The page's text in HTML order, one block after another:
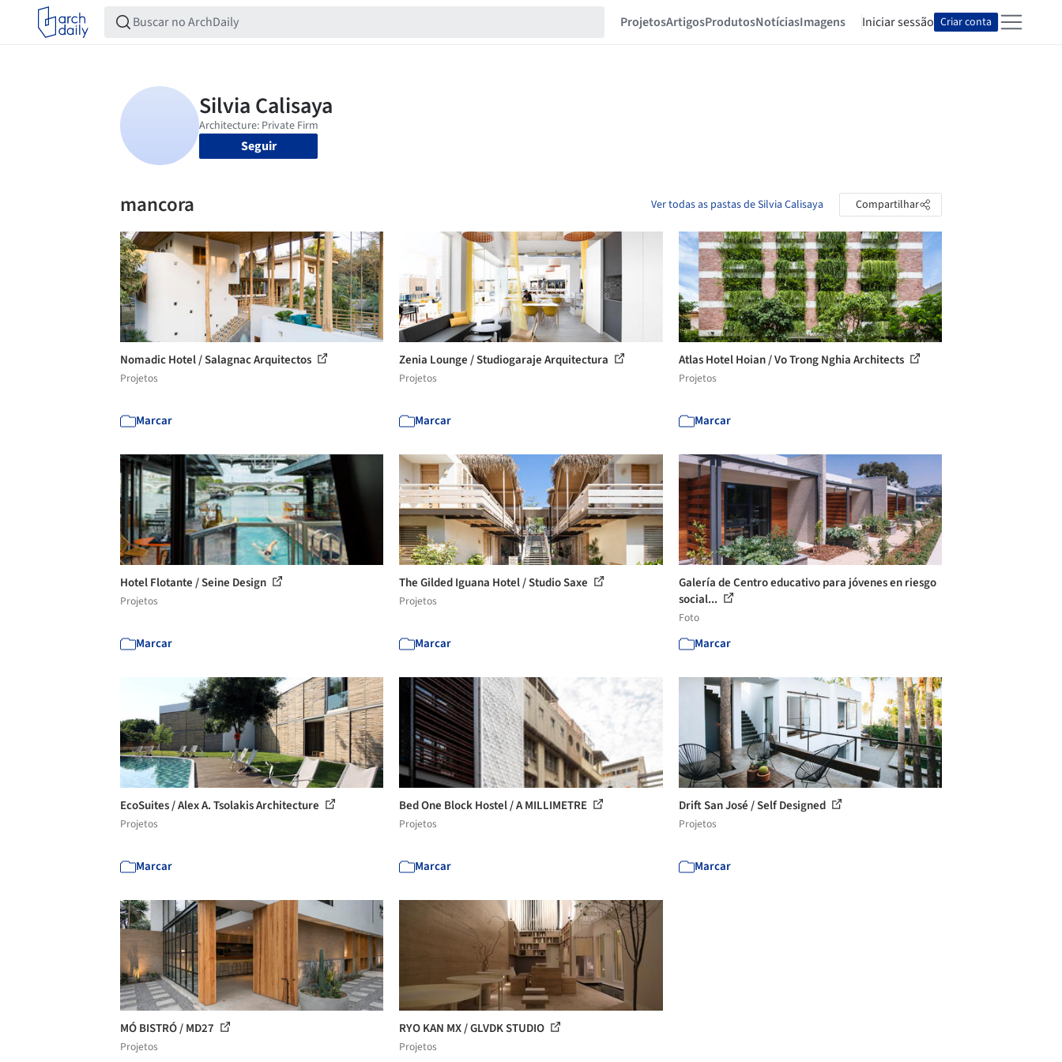
ProjetosArtigosProdutosNotíciasImagens Iniciar sessão Criar conta
Seguir
mancora Ver todas as pastas de Silvia Calisaya Compartilhar
Nomadic Hotel / Salagnac Arquitectos
Projetos
Marcar
Zenia Lounge / Studiogaraje Arquitectura
Projetos
Marcar
Atlas Hotel Hoian / Vo Trong Nghia Architects
Projetos
Marcar
Hotel Flotante / Seine Design
Projetos
Marcar
The Gilded Iguana Hotel / Studio Saxe
Projetos
Marcar
Galería de Centro educativo para jóvenes en riesgo
social...
Foto
Marcar
EcoSuites / Alex A. Tsolakis Architecture
Projetos
Marcar
Bed One Block Hostel / A MILLIMETRE
Projetos
Marcar
Drift San José / Self Designed
Projetos
Marcar
MÓ BISTRÓ / MD27
Projetos
RYO KAN MX / GLVDK STUDIO
Projetos